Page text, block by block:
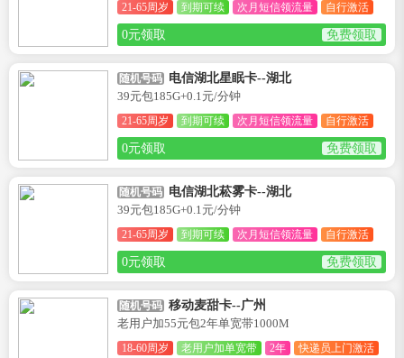
21-65周岁 到期可续 次月短信领流量 自行激活
0元领取 免费领取
随机号码 电信湖北星眠卡--湖北
39元包185G+0.1元/分钟
21-65周岁 到期可续 次月短信领流量 自行激活
0元领取 免费领取
随机号码 电信湖北菘雾卡--湖北
39元包185G+0.1元/分钟
21-65周岁 到期可续 次月短信领流量 自行激活
0元领取 免费领取
随机号码 移动麦甜卡--广州
老用户加55元包2年单宽带1000M
18-60周岁 老用户加单宽带 2年 快递员上门激活